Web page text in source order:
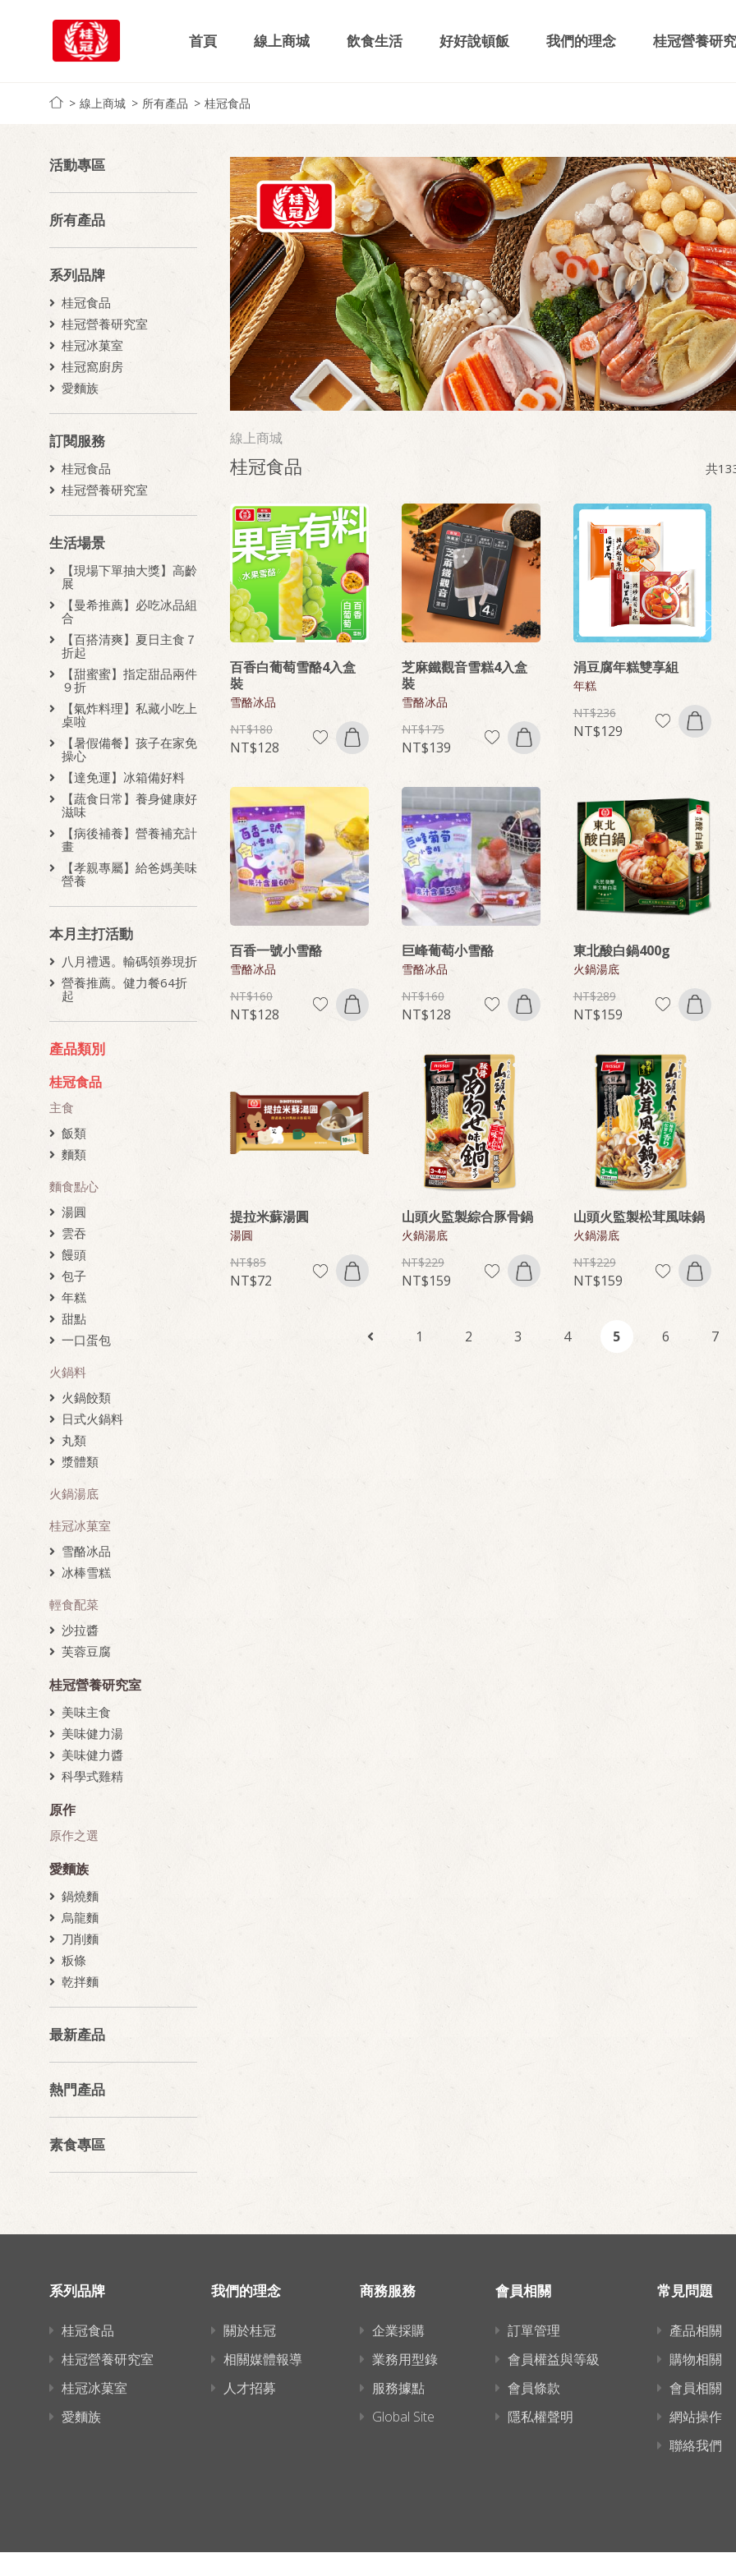
首頁 線上商城 飲食生活 好好說頓飯 我們的理念 桂冠營養研
線上商城 所有產品 桂冠食品
活動專區
所有產品
系列品牌
桂冠食品
桂冠營養研究室
桂冠冰菓室
桂冠窩廚房
愛麵族
訂閱服務
桂冠食品
桂冠營養研究室
生活場景
【現場下單抽大獎】高齡
展
【曼希推薦】必吃冰品組
合
【百搭清爽】夏日主食７
折起
【甜蜜蜜】指定甜品兩件
９折
【氣炸料理】私藏小吃上
桌啦
【暑假備餐】孩子在家免
操心
【達免運】冰箱備好料
【蔬食日常】養身健康好
滋味
【病後補養】營養補充計
畫
【孝親專屬】給爸媽美味
營養
本月主打活動
八月禮遇。輸碼領券現折
營養推薦。健力餐64折
起
產品類別
桂冠食品
主食
飯類
麵類
麵食點心
湯圓
雲吞
饅頭
包子
年糕
甜點
一口蛋包
火鍋料
火鍋餃類
日式火鍋料
丸類
漿體類
火鍋湯底
桂冠冰菓室
雪酪冰品
冰棒雪糕
輕食配菜
沙拉醬
芙蓉豆腐
桂冠營養研究室
美味主食
美味健力湯
美味健力醬
科學式雞精
原作
原作之選
愛麵族
鍋燒麵
烏龍麵
刀削麵
粄條
乾拌麵
最新產品
熱門產品
素食專區
線上商城
桂冠食品 共
百香白葡萄雪酪4入盒
裝
雪酪冰品
180
128
芝麻鐵觀音雪糕4入盒
裝
雪酪冰品
175
139
涓豆腐年糕雙享組
年糕
236
129
百香一號小雪酪
雪酪冰品
160
128
巨峰葡萄小雪酪
雪酪冰品
160
128
東北酸白鍋400g
火鍋湯底
289
159
提拉米蘇湯圓
湯圓
85
72
山頭火監製綜合豚骨鍋
火鍋湯底
229
159
山頭火監製松茸風味鍋
火鍋湯底
229
159
1 2 3 4 5 6 7
系列品牌
桂冠食品
桂冠營養研究室
桂冠冰菓室
愛麵族
我們的理念
關於桂冠
相關媒體報導
人才招募
商務服務
企業採購
業務用型錄
服務據點
Global Site
會員相關
訂單管理
會員權益與等級
會員條款
隱私權聲明
常見問題
產品相關
購物相關
會員相關
網站操作
聯絡我們